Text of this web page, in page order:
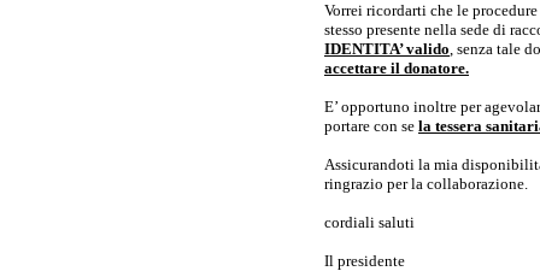
Vorrei ricordarti che le
stesso presente nella sede di
IDENTITA’ valido, senza tale
accettare il donatore.
E’ opportuno inoltre per
portare con se la tessera
Assicurandoti la mia
ringrazio per la collaborazione.
cordiali saluti
Il presidente